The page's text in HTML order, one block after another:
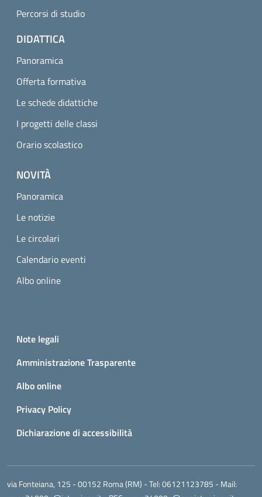
Percorsi di studio
DIDATTICA
Panoramica
Offerta formativa
Le schede didattiche
I progetti delle classi
Orario scolastico
NOVITÀ
Panoramica
Le notizie
Le circolari
Calendario eventi
Albo online
Small prints
Note legali
Amministrazione Trasparente
Albo online
Privacy Policy
Dichiarazione di accessibilità
via Fonteiana, 125 - 00152 Roma (RM) - Tel:06121123785 - Mail: